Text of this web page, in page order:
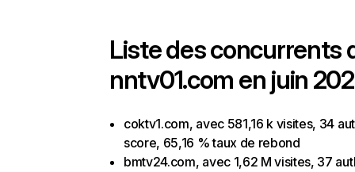
Liste des concurrents
nntv01.com en juin
coktv1.com, avec 581,16 k visites, 34
score, 65,16 % taux de rebond
bmtv24.com, avec 1,62 M visites, 37